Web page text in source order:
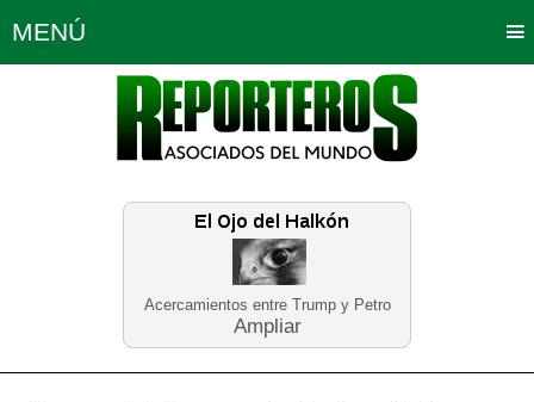
Acercamientos entre Trump y Petro
Ampliar
MENÚ
Política Opinión Bogotá
Planeta Tierra Deportes
Educación Neira